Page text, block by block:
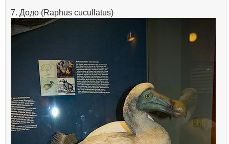
7. Додо (Raphus cucullatus)